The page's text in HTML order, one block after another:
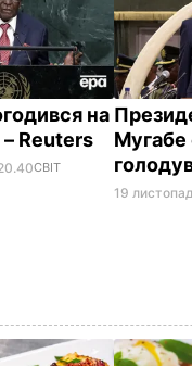
на
– Reuters
СВІТ
Мугабе
19